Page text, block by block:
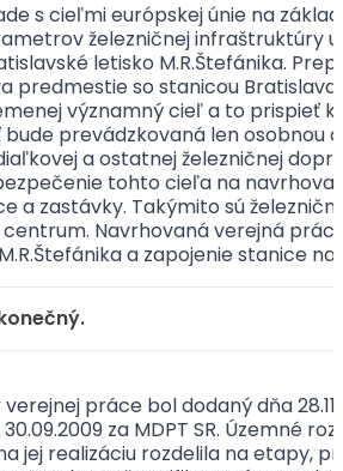
s cieľmi európskej únie na
železničnej infraštruktúry
letisko M.R.Štefánika.
predmestie so stanicou
významný cieľ a to prispieť
prevádzkovaná len osobnou
a ostatnej železničnej
tohto cieľa na
a zastávky. Takýmito sú
centrum. Navrhovaná verejná
a zapojenie stanice
práce bol dodaný dňa
za MDPT SR. Územné
jej realizáciu rozdelila na etapy,